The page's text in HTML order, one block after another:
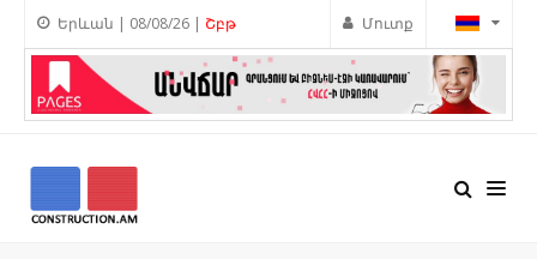
Մուտք
Երևան | 08/08/26 | Շբթ